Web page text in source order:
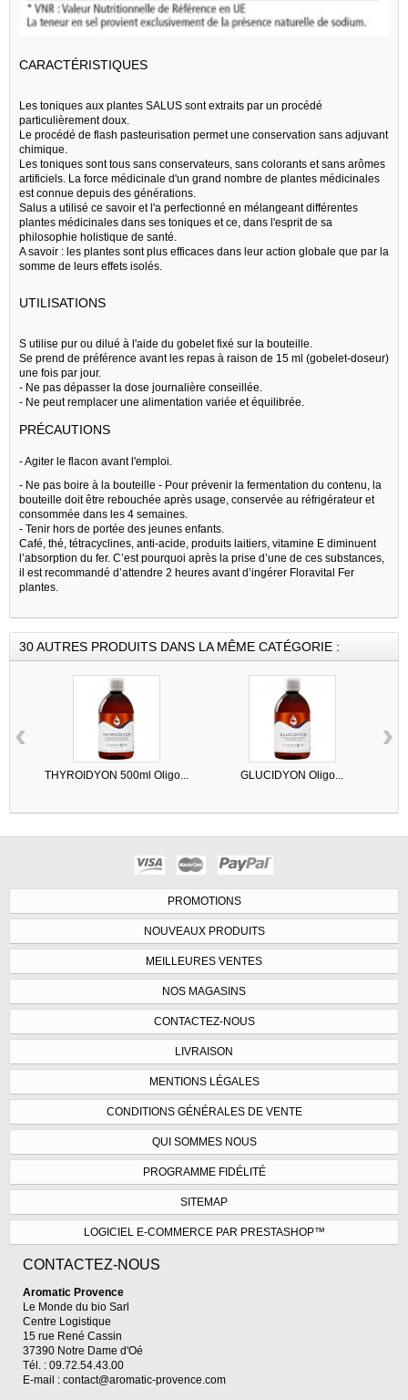
CARACTÉRISTIQUES
Les toniques aux plantes SALUS sont extraits par un procédé
particulièrement doux.
Le procédé de flash pasteurisation permet une conservation sans adjuvant
chimique.
Les toniques sont tous sans conservateurs, sans colorants et sans arômes
artificiels. La force médicinale d'un grand nombre de plantes médicinales
est connue depuis des générations.
Salus a utilisé ce savoir et l'a perfectionné en mélangeant différentes
plantes médicinales dans ses toniques et ce, dans l'esprit de sa
philosophie holistique de santé.
A savoir : les plantes sont plus efficaces dans leur action globale que par la
somme de leurs effets isolés.
UTILISATIONS
S utilise pur ou dilué à l'aide du gobelet fixé sur la bouteille.
Se prend de préférence avant les repas à raison de 15 ml (gobelet-doseur)
une fois par jour.
- Ne pas dépasser la dose journalière conseillée.
- Ne peut remplacer une alimentation variée et équilibrée.
PRÉCAUTIONS
- Agiter le flacon avant l'emploi.
- Ne pas boire à la bouteille - Pour prévenir la fermentation du contenu, la
bouteille doit être rebouchée après usage, conservée au réfrigérateur et
consommée dans les 4 semaines.
- Tenir hors de portée des jeunes enfants.
Café, thé, tétracyclines, anti-acide, produits laitiers, vitamine E diminuent
l’absorption du fer. C’est pourquoi après la prise d’une de ces substances,
il est recommandé d’attendre 2 heures avant d’ingérer Floravital Fer
plantes.
30 AUTRES PRODUITS DANS LA MÊME CATÉGORIE :
THYROIDYON 500ml Oligo... GLUCIDYON Oligo...
‹ ›
PROMOTIONS
NOUVEAUX PRODUITS
MEILLEURES VENTES
NOS MAGASINS
CONTACTEZ-NOUS
LIVRAISON
MENTIONS LÉGALES
CONDITIONS GÉNÉRALES DE VENTE
QUI SOMMES NOUS
PROGRAMME FIDÉLITÉ
SITEMAP
LOGICIEL E-COMMERCE PAR PRESTASHOP™
CONTACTEZ-NOUS
Aromatic Provence
Le Monde du bio Sarl
Centre Logistique
15 rue René Cassin
37390 Notre Dame d'Oé
Tél. : 09.72.54.43.00
E-mail : contact@aromatic-provence.com